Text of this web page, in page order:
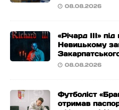
08.08.2026
«Річард ІІІ»
Невицькому
08.08.2026
Футболіст
отримав